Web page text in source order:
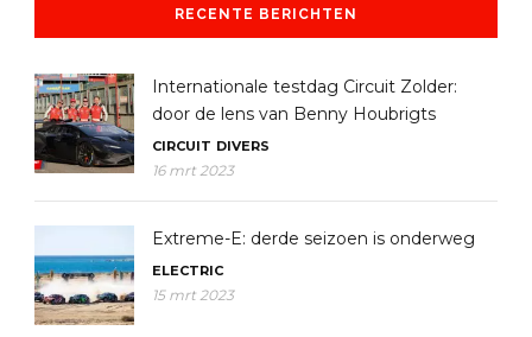
RECENTE BERICHTEN
Internationale testdag Circuit Zolder:
door de lens van Benny Houbrigts
CIRCUIT DIVERS
16 mrt 2023
Extreme-E: derde seizoen is onderweg
ELECTRIC
15 mrt 2023